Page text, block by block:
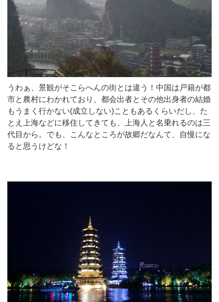
うわぁ、景観がそこらへんの街とは違う！中国は戸籍が都
市と農村にわかれており、都会出者とその他出身者の結婚
もうまく行かない(成立しない)こともあるくらいだし、た
とえ上海などに移住してきても、上海人と名乗れるのは三
代目から。でも、こんなところが故郷だなんて、自慢にな
ると思うけどな！